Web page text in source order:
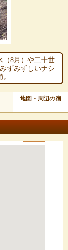
（8月）や二十世
ずみずしいナシ
地図・周辺の宿